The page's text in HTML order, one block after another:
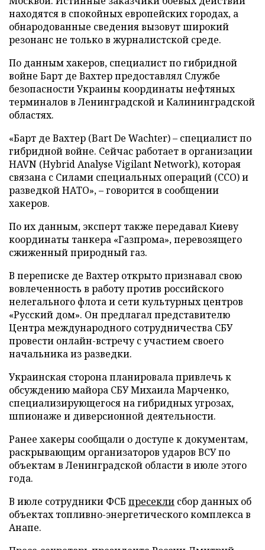
находятся в спокойных европейских городах, а
обнародованные сведения вызовут широкий
резонанс не только в журналистской среде.
По данным хакеров, специалист по гибридной
войне Барт де Вахтер предоставлял Службе
безопасности Украины координаты нефтяных
терминалов в Ленинградской и Калининградской
областях.
«Барт де Вахтер (Bart De Wachter) – специалист по
гибридной войне. Сейчас работает в организации
HAVN (Hybrid Analyse Vigilant Network), которая
связана с Силами специальных операций (ССО) и
разведкой НАТО», – говорится в сообщении
хакеров.
По их данным, эксперт также передавал Киеву
координаты танкера «Газпрома», перевозящего
сжиженный природный газ.
В переписке де Вахтер открыто признавал свою
вовлеченность в работу против российского
нелегального флота и сети культурных центров
«Русский дом». Он предлагал представителю
Центра международного сотрудничества СБУ
провести онлайн-встречу с участием своего
начальника из разведки.
Украинская сторона планировала привлечь к
обсуждению майора СБУ Михаила Марченко,
специализирующегося на гибридных угрозах,
шпионаже и диверсионной деятельности.
Ранее хакеры сообщали о доступе к документам,
раскрывающим организаторов ударов ВСУ по
объектам в Ленинградской области в июле этого
года.
В июле сотрудники ФСБ пресекли сбор данных об
объектах топливно-энергетического комплекса в
Анапе.